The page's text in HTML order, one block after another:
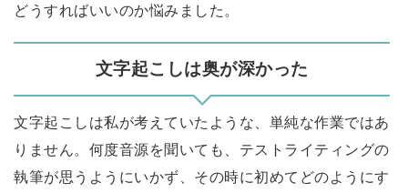
どうすればいいのか悩みました。
文字起こしは奥が深かった
文字起こしは私が考えていたような、単純な作業ではあ
りません。何度音源を聞いても、テストライティングの
執筆が思うようにいかず、その時に初めてどのようにす